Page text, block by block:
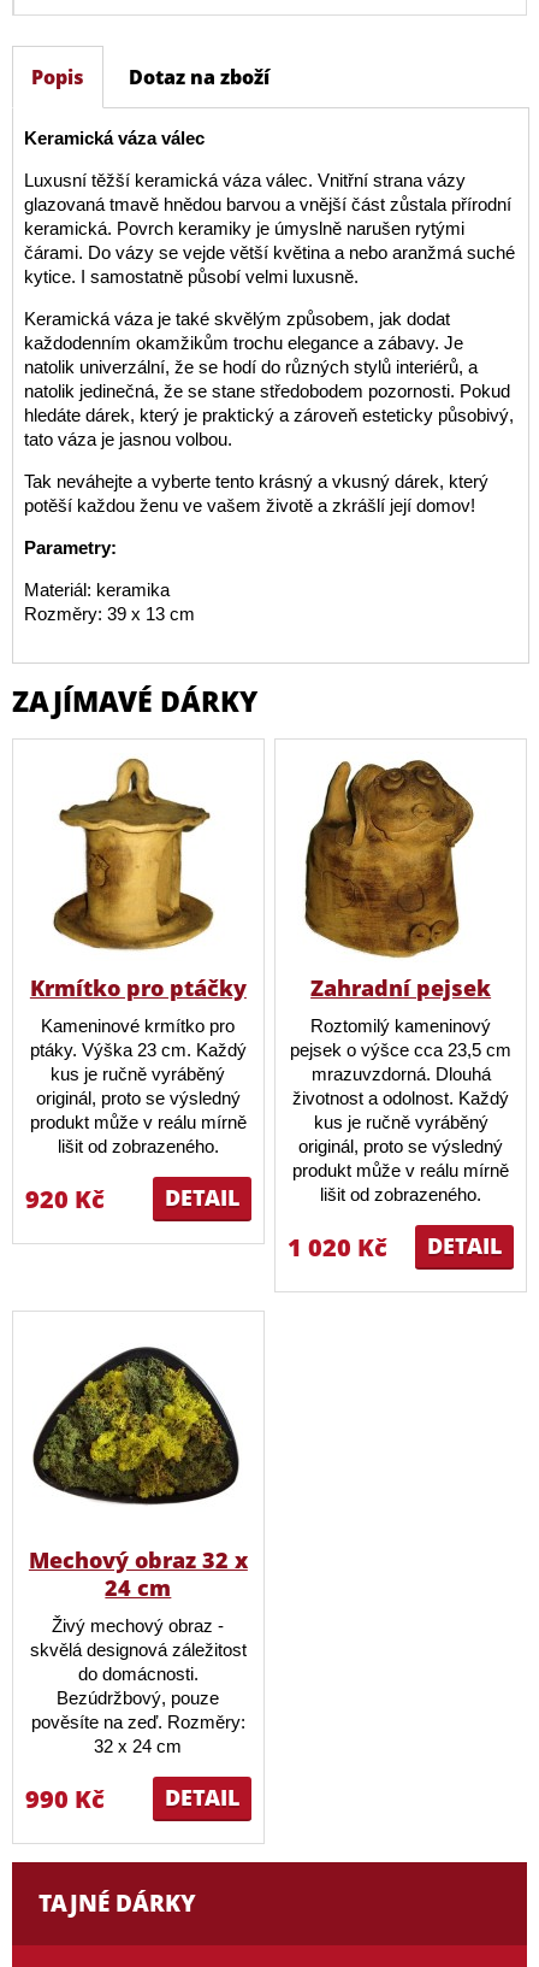
Popis Dotaz na zboží
Keramická váza válec
Luxusní těžší keramická váza válec. Vnitřní strana vázy
glazovaná tmavě hnědou barvou a vnější část zůstala přírodní
keramická. Povrch keramiky je úmyslně narušen rytými
čárami. Do vázy se vejde větší květina a nebo aranžmá suché
kytice. I samostatně působí velmi luxusně.
Keramická váza je také skvělým způsobem, jak dodat
každodenním okamžikům trochu elegance a zábavy. Je
natolik univerzální, že se hodí do různých stylů interiérů, a
natolik jedinečná, že se stane středobodem pozornosti. Pokud
hledáte dárek, který je praktický a zároveň esteticky působivý,
tato váza je jasnou volbou.
Tak neváhejte a vyberte tento krásný a vkusný dárek, který
potěší každou ženu ve vašem životě a zkrášlí její domov!
Parametry:
Materiál: keramika
Rozměry: 39 x 13 cm
ZAJÍMAVÉ DÁRKY
Krmítko pro ptáčky
Kameninové krmítko pro
ptáky. Výška 23 cm. Každý
kus je ručně vyráběný
originál, proto se výsledný
produkt může v reálu mírně
lišit od zobrazeného.
DETAIL
920 Kč
Zahradní pejsek
Roztomilý kameninový
pejsek o výšce cca 23,5 cm
mrazuvzdorná. Dlouhá
životnost a odolnost. Každý
kus je ručně vyráběný
originál, proto se výsledný
produkt může v reálu mírně
lišit od zobrazeného.
DETAIL
1 020 Kč
Mechový obraz 32 x
24 cm
Živý mechový obraz -
skvělá designová záležitost
do domácnosti.
Bezúdržbový, pouze
pověsíte na zeď. Rozměry:
32 x 24 cm
DETAIL
990 Kč
TAJNÉ DÁRKY